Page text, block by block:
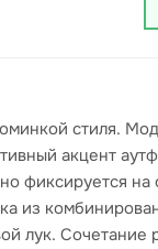
стиля.
акцент
фиксируется
лук.